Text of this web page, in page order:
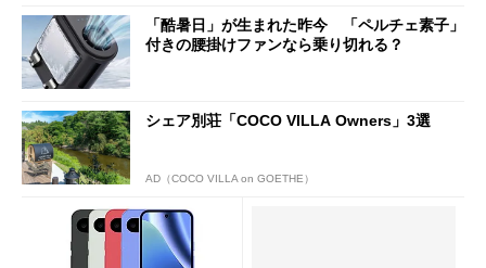
「酷暑日」が生まれた昨今 「ペルチェ素子」
付きの腰掛けファンなら乗り切れる？
シェア別荘「COCO VILLA Owners」3選
AD（COCO VILLA on GOETHE）